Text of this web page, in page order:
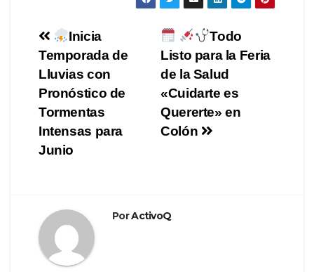
Navegación
de
entradas
Todo
Listo para la Feria
de la Salud
«Cuidarte es
Quererte» en
Colón
Inicia
Temporada de
Lluvias con
Pronóstico de
Tormentas
Intensas para
Junio
PorActivoQ